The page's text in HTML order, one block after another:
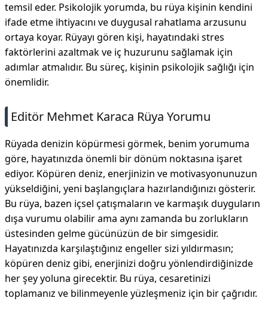
temsil eder. Psikolojik yorumda, bu rüya kişinin kendini
ifade etme ihtiyacını ve duygusal rahatlama arzusunu
ortaya koyar. Rüyayı gören kişi, hayatındaki stres
faktörlerini azaltmak ve iç huzurunu sağlamak için
adımlar atmalıdır. Bu süreç, kişinin psikolojik sağlığı için
önemlidir.
Editör Mehmet Karaca Rüya Yorumu
Rüyada denizin köpürmesi görmek, benim yorumuma
göre, hayatınızda önemli bir dönüm noktasına işaret
ediyor. Köpüren deniz, enerjinizin ve motivasyonunuzun
yükseldiğini, yeni başlangıçlara hazırlandığınızı gösterir.
Bu rüya, bazen içsel çatışmaların ve karmaşık duyguların
dışa vurumu olabilir ama aynı zamanda bu zorlukların
üstesinden gelme gücünüzün de bir simgesidir.
Hayatınızda karşılaştığınız engeller sizi yıldırmasın;
köpüren deniz gibi, enerjinizi doğru yönlendirdiğinizde
her şey yoluna girecektir. Bu rüya, cesaretinizi
toplamanız ve bilinmeyenle yüzleşmeniz için bir çağrıdır.